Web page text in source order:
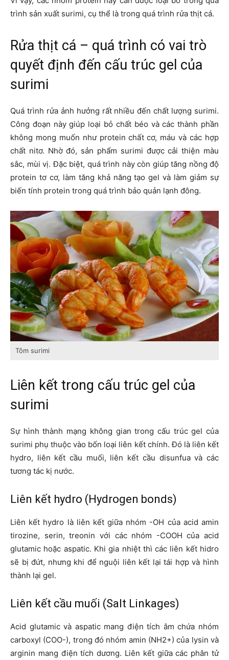
trình sản xuất surimi, cụ thể là trong quá trình rửa thịt cá.
Rửa thịt cá – quá trình có vai trò
quyết định đến cấu trúc gel của
surimi
Quá trình rửa ảnh hưởng rất nhiều đến chất lượng surimi.
Công đoạn này giúp loại bỏ chất béo và các thành phần
không mong muốn như protein chất cơ, máu và các hợp
chất nitơ. Nhờ đó, sản phẩm surimi được cải thiện màu
sắc, mùi vị. Đặc biệt, quá trình này còn giúp tăng nồng độ
protein tơ cơ, làm tăng khả năng tạo gel và làm giảm sự
biến tính protein trong quá trình bảo quản lạnh đông.
Tôm surimi
Liên kết trong cấu trúc gel của
surimi
Sự hình thành mạng không gian trong cấu trúc gel của
surimi phụ thuộc vào bốn loại liên kết chính. Đó là liên kết
hydro, liên kết cầu muối, liên kết cầu disunfua và các
tương tác kị nước.
Liên kết hydro (Hydrogen bonds)
Liên kết hydro là liên kết giữa nhóm -OH của acid amin
tirozine, serin, treonin với các nhóm -COOH của acid
glutamic hoặc aspatic. Khi gia nhiệt thì các liên kết hidro
sẽ bị đứt, nhưng khi để nguội liên kết lại tái hợp và hình
thành lại gel.
Liên kết cầu muối (Salt Linkages)
Acid glutamic và aspatic mang điện tích âm chứa nhóm
carboxyl (COO-), trong đó nhóm amin (NH2+) của lysin và
arginin mang điện tích dương. Liên kết giữa các phân tử